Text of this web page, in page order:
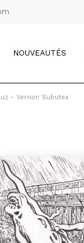
NOUVEAUTÉS
- Vernon Subutex